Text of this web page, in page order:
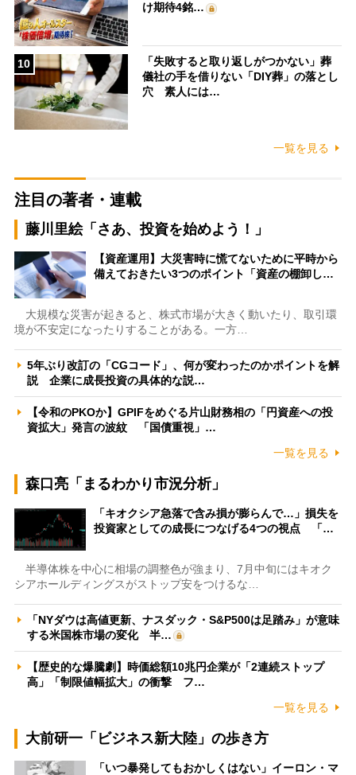
け期待4銘…
10
「失敗すると取り返しがつかない」葬
儀社の手を借りない「DIY葬」の落とし
穴 素人には…
一覧を見る
注目の著者・連載
藤川里絵「さあ、投資を始めよう！」
【資産運用】大災害時に慌てないために平時から
備えておきたい3つのポイント「資産の棚卸し…
大規模な災害が起きると、株式市場が大きく動いたり、取引環
境が不安定になったりすることがある。一方…
5年ぶり改訂の「CGコード」、何が変わったのかポイントを解
説 企業に成長投資の具体的な説…
【令和のPKOか】GPIFをめぐる片山財務相の「円資産への投
資拡大」発言の波紋 「国債重視」…
一覧を見る
森口亮「まるわかり市況分析」
「キオクシア急落で含み損が膨らんで…」損失を
投資家としての成長につなげる4つの視点 「…
半導体株を中心に相場の調整色が強まり、7月中旬にはキオク
シアホールディングスがストップ安をつけるな…
「NYダウは高値更新、ナスダック・S&P500は足踏み」が意味
する米国株市場の変化 半…
【歴史的な爆騰劇】時価総額10兆円企業が「2連続ストップ
高」「制限値幅拡大」の衝撃 フ…
一覧を見る
大前研一「ビジネス新大陸」の歩き方
「いつ暴発してもおかしくはない」イーロン・マ